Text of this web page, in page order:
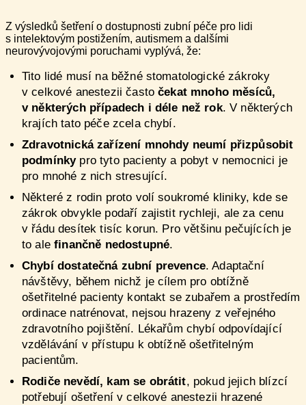
Z výsledků šetření o dostupnosti zubní péče pro lidi
s intelektovým postižením, autismem a dalšími
neurovývojovými poruchami vyplývá, že:
Tito lidé musí na běžné stomatologické zákroky
v celkové anestezii častočekat mnoho měsíců,
v některých případech i déle než rok. V některých
krajích tato péče zcela chybí.
Zdravotnická zařízení mnohdy neumí přizpůsobit
podmínkypro tyto pacienty a pobyt v nemocnici je
pro mnohé z nich stresující.
Některé z rodin proto volí soukromé kliniky, kde se
zákrok obvykle podaří zajistit rychleji, ale za cenu
v řádu desítek tisíc korun. Pro většinu pečujících je
to alefinančně nedostupné.
Chybí dostatečná zubní prevence. Adaptační
návštěvy, během nichž je cílem pro obtížně
ošetřitelné pacienty kontakt se zubařem a prostředím
ordinace natrénovat, nejsou hrazeny z veřejného
zdravotního pojištění. Lékařům chybí odpovídající
vzdělávání v přístupu k obtížně ošetřitelným
pacientům.
Rodiče nevědí, kam se obrátit, pokud jejich blízcí
potřebují ošetření v celkové anestezii hrazené